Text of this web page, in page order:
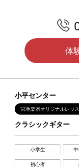
体
小平センター
宮地楽器オリジナルレッ
クラシックギター
小学生
初心者